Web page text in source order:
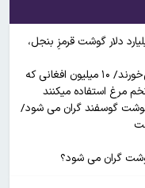
اتحادیه سراسری دامداران: ۱/۲ میلیارد دلار گوشت قرمزِ بنجل،
مرغ و گوشت گران شد، مردم تخم مرغ می‌خورند/ ۱۰ میلیون افغانی که
مرغ استفاده میکنند
گوسفند گران می شود/
گران می شود؟